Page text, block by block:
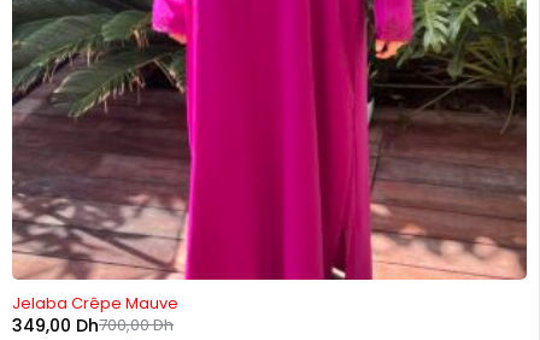
-50%
Jelaba Crêpe Mauve
700,00Dh
349,00 Dh